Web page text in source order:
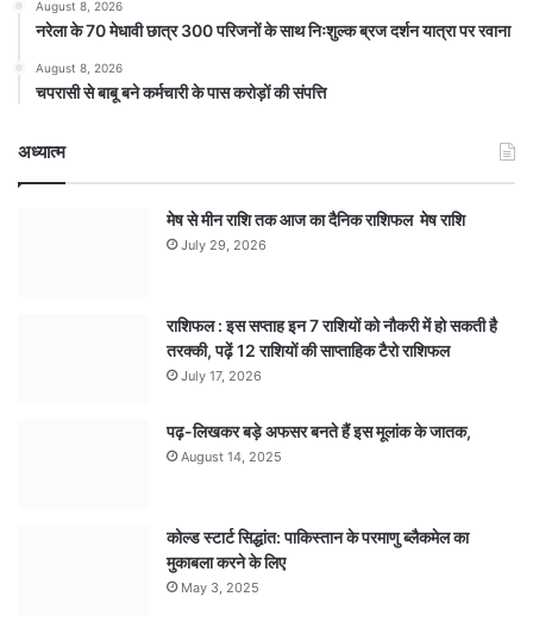
August 8, 2026
नरेला के 70 मेधावी छात्र 300 परिजनों के साथ निःशुल्क ब्रज दर्शन यात्रा पर रवाना
August 8, 2026
चपरासी से बाबू बने कर्मचारी के पास करोड़ों की संपत्ति
अध्यात्म
मेष से मीन राशि तक आज का दैनिक राशिफल मेष राशि
July 29, 2026
राशिफल : इस सप्ताह इन 7 राशियों को नौकरी में हो सकती है
तरक्की, पढ़ें 12 राशियों की साप्ताहिक टैरो राशिफल
July 17, 2026
पढ़-लिखकर बड़े अफसर बनते हैं इस मूलांक के जातक,
August 14, 2025
कोल्ड स्टार्ट सिद्धांत: पाकिस्तान के परमाणु ब्लैकमेल का
मुकाबला करने के लिए
May 3, 2025